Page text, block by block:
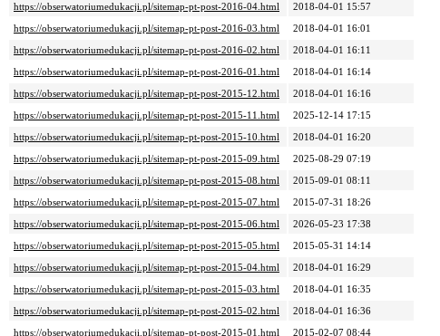
https://obserwatoriumedukacji.pl/sitemap-pt-post-2016-04.html
2018-04-01 15:57
https://obserwatoriumedukacji.pl/sitemap-pt-post-2016-03.html
2018-04-01 16:01
https://obserwatoriumedukacji.pl/sitemap-pt-post-2016-02.html
2018-04-01 16:11
https://obserwatoriumedukacji.pl/sitemap-pt-post-2016-01.html
2018-04-01 16:14
https://obserwatoriumedukacji.pl/sitemap-pt-post-2015-12.html
2018-04-01 16:16
https://obserwatoriumedukacji.pl/sitemap-pt-post-2015-11.html
2025-12-14 17:15
https://obserwatoriumedukacji.pl/sitemap-pt-post-2015-10.html
2018-04-01 16:20
https://obserwatoriumedukacji.pl/sitemap-pt-post-2015-09.html
2025-08-29 07:19
https://obserwatoriumedukacji.pl/sitemap-pt-post-2015-08.html
2015-09-01 08:11
https://obserwatoriumedukacji.pl/sitemap-pt-post-2015-07.html
2015-07-31 18:26
https://obserwatoriumedukacji.pl/sitemap-pt-post-2015-06.html
2026-05-23 17:38
https://obserwatoriumedukacji.pl/sitemap-pt-post-2015-05.html
2015-05-31 14:14
https://obserwatoriumedukacji.pl/sitemap-pt-post-2015-04.html
2018-04-01 16:29
https://obserwatoriumedukacji.pl/sitemap-pt-post-2015-03.html
2018-04-01 16:35
https://obserwatoriumedukacji.pl/sitemap-pt-post-2015-02.html
2018-04-01 16:36
https://obserwatoriumedukacji.pl/sitemap-pt-post-2015-01.html
2015-02-07 08:44